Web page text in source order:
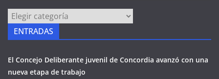
PÁGINAS
ENTRADAS
El Concejo Deliberante juvenil de Concordia avanzó con una
nueva etapa de trabajo